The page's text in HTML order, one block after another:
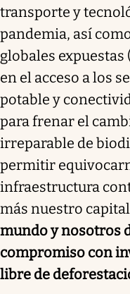
transporte y
pandemia, así
globales
en el acceso a los
potable y
para frenar el
irreparable de
permitir
infraestructura
más nuestro
mundo y nosotros
compromiso con
libre de